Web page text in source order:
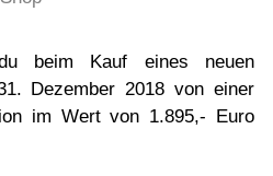
beim Kauf eines neuen
Dezember 2018 von einer
im Wert von 1.895,- Euro